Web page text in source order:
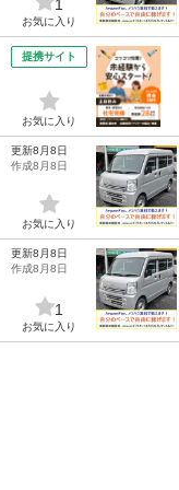
1
お気に入り
提携サイト
お気に入り
更新8月8日
作成8月8日
お気に入り
更新8月8日
作成8月8日
1
お気に入り